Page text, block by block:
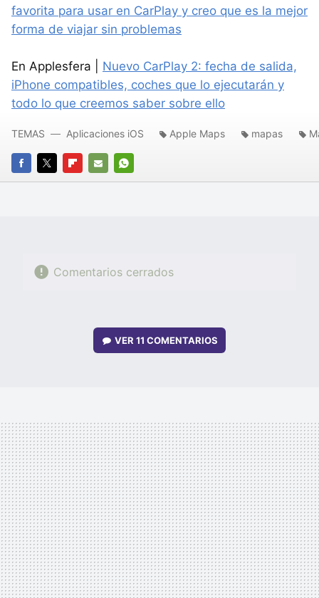
favorita para usar en CarPlay y creo que es la mejor
forma de viajar sin problemas
En Applesfera | Nuevo CarPlay 2: fecha de salida,
iPhone compatibles, coches que lo ejecutarán y
todo lo que creemos saber sobre ello
FACEBOOK
TWITTERFLIPBOARD
E-
WHATSAPP
TEMAS Aplicaciones iOS Apple Maps mapas
Comentarios cerrados
VER11 COMENTARIOS